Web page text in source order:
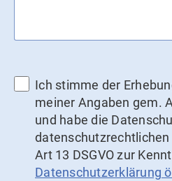
Ich stimme der
meiner Angaben gem.
und habe die
Art 13 DSGVO zur
Datenschutzerklärung